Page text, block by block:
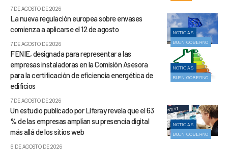
7 DE AGOSTO DE 2026
NOTICIAS
BUEN GOBIERNO
La nueva regulación europea sobre envases
comienza a aplicarse el 12 de agosto
7 DE AGOSTO DE 2026
NOTICIAS
BUEN GOBIERNO
FENIE, designada para representar a las
empresas instaladoras en la Comisión Asesora
para la certificación de eficiencia energética de
edificios
7 DE AGOSTO DE 2026
NOTICIAS
BUEN GOBIERNO
Un estudio publicado por Liferay revela que el 63
% de las empresas amplían su presencia digital
más allá de los sitios web
6 DE AGOSTO DE 2026